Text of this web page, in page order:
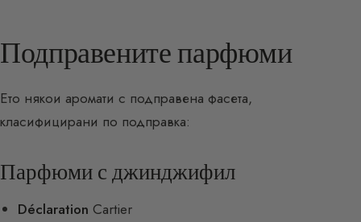
Подправените парфюми
Ето някои аромати с подправена фасета,
класифицирани по подправка:
Парфюми с джинджифил
Déclaration Cartier